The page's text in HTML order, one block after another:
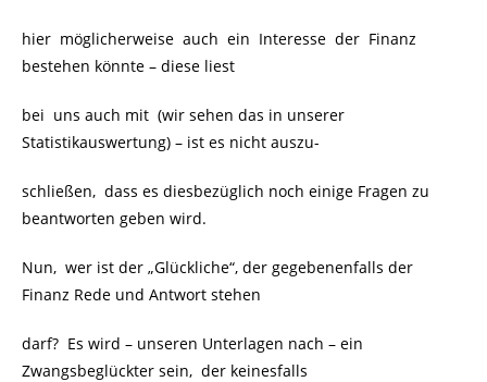
hier möglicherweise auch ein Interesse der Finanz
bestehen könnte – diese liest
bei uns auch mit (wir sehen das in unserer
Statistikauswertung) – ist es nicht auszu-
schließen, dass es diesbezüglich noch einige Fragen zu
beantworten geben wird.
Nun, wer ist der „Glückliche“, der gegebenenfalls der
Finanz Rede und Antwort stehen
darf? Es wird – unseren Unterlagen nach – ein
Zwangsbeglückter sein, der keinesfalls